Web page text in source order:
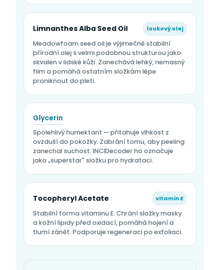
Limnanthes Alba Seed Oil loukový olej
Meadowfoam seed oil je výjimečně stabilní
přírodní olej s velmi podobnou strukturou jako
skvalen v lidské kůži. Zanechává lehký, nemasný
film a pomáhá ostatním složkám lépe
proniknout do pleti.
Glycerin
Spolehlivý humektant — přitahuje vlhkost z
ovzduší do pokožky. Zabrání tomu, aby peeling
zanechal suchost. INCIDecoder ho označuje
jako „superstar" složku pro hydrataci.
Tocopheryl Acetate vitamin E
Stabilní forma vitaminu E. Chrání složky masky
a kožní lipidy před oxidací, pomáhá hojení a
tlumí zánět. Podporuje regeneraci po exfoliaci.